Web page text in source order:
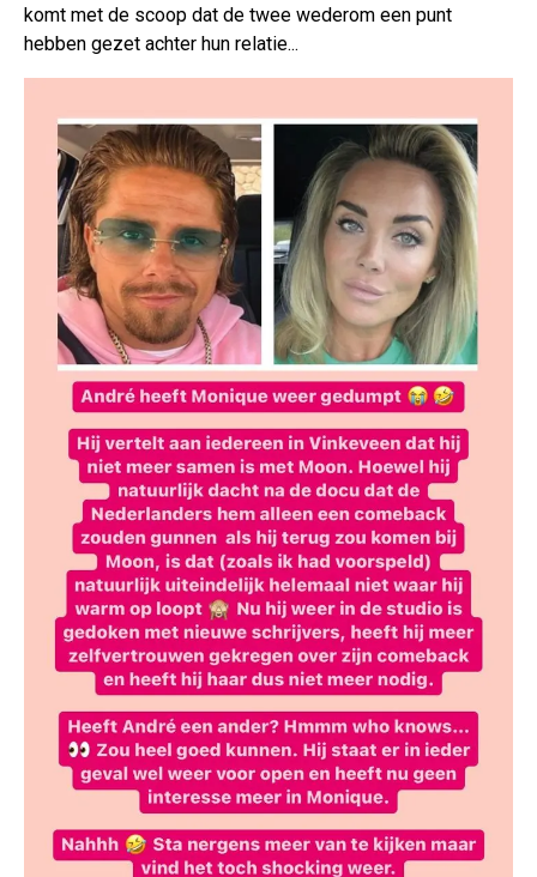
komt met de scoop dat de twee wederom een punt
hebben gezet achter hun relatie...